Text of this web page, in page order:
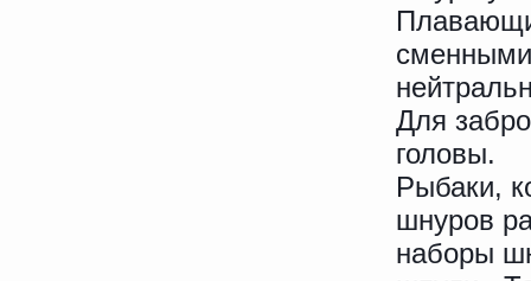
Для
головы.
Рыбаки,
шнуров
наборы